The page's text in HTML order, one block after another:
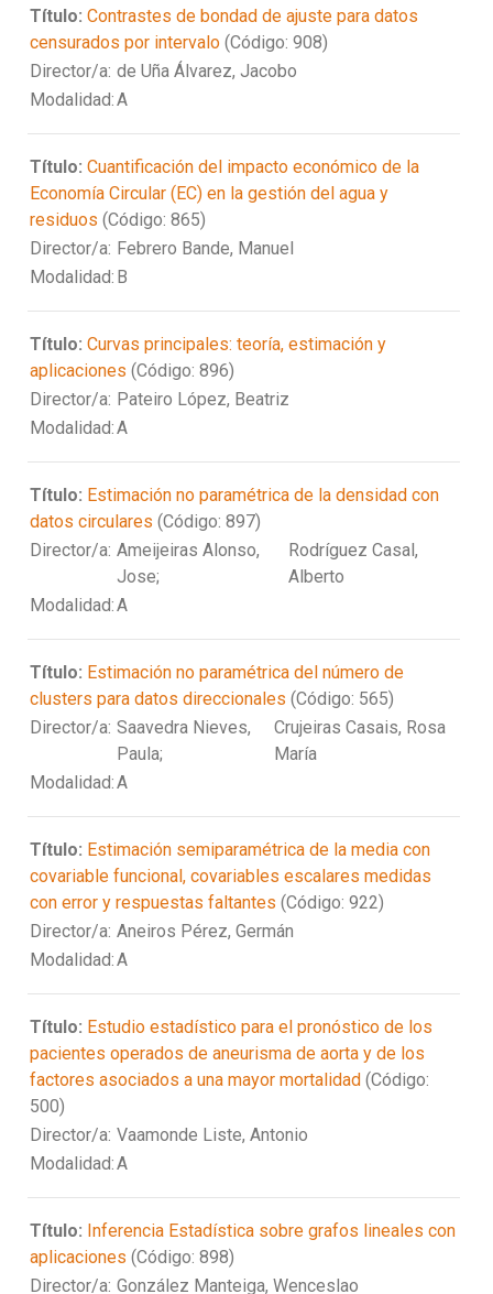
Título: Contrastes de bondad de ajuste para datos
censurados por intervalo (Código: 908)
Director/a: de Uña Álvarez, Jacobo
Modalidad:A
Título: Cuantificación del impacto económico de la
Economía Circular (EC) en la gestión del agua y
residuos (Código: 865)
Director/a: Febrero Bande, Manuel
Modalidad: B
Título: Curvas principales: teoría, estimación y
aplicaciones (Código: 896)
Director/a: Pateiro López, Beatriz
Modalidad:A
Título: Estimación no paramétrica de la densidad con
datos circulares (Código: 897)
Director/a: Ameijeiras Alonso,
Jose;
Rodríguez Casal,
Alberto
Modalidad:A
Título: Estimación no paramétrica del número de
clusters para datos direccionales (Código: 565)
Director/a: Saavedra Nieves,
Paula;
Crujeiras Casais, Rosa
María
Modalidad:A
Título: Estimación semiparamétrica de la media con
covariable funcional, covariables escalares medidas
con error y respuestas faltantes (Código: 922)
Director/a: Aneiros Pérez, Germán
Modalidad:A
Título: Estudio estadístico para el pronóstico de los
pacientes operados de aneurisma de aorta y de los
factores asociados a una mayor mortalidad (Código:
500)
Director/a: Vaamonde Liste, Antonio
Modalidad:A
Título: Inferencia Estadística sobre grafos lineales con
aplicaciones (Código: 898)
Director/a: González Manteiga, Wenceslao